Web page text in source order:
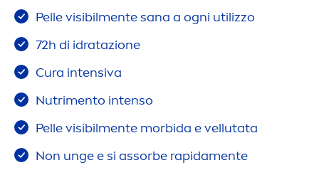
Pelle visibilmente sana a ogni utilizzo
72h di idratazione
Cura intensiva
Nutrimento intenso
Pelle visibilmente morbida e vellutata
Non unge e si assorbe rapidamente